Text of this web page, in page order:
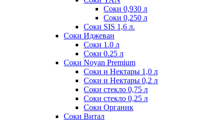
Соки 0,930 л
Соки 0,250 л
Соки SIS 1,6 л.
Соки Иджеван
Соки 1.0 л
Соки 0.25 л
Соки Noyan Premium
Соки и Нектары 1,0 л
Соки и Нектары 0,2 л
Соки стекло 0,75 л
Соки стекло 0,25 л
Соки Органик
Соки Витал